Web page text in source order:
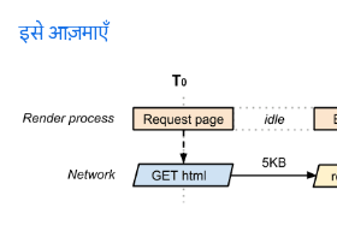
इसे आज़माएँ